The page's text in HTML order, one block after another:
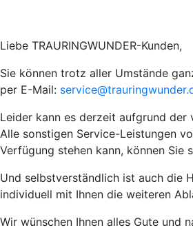
Liebe TRAURINGWUNDER-Kunden,
Sie können trotz aller Umstände
per E-Mail:
Leider kann es derzeit aufgrund der
Alle sonstigen Service-Leistungen
Verfügung stehen kann, können Sie
Und selbstverständlich ist auch die
individuell mit Ihnen die weiteren
Wir wünschen Ihnen alles Gute und